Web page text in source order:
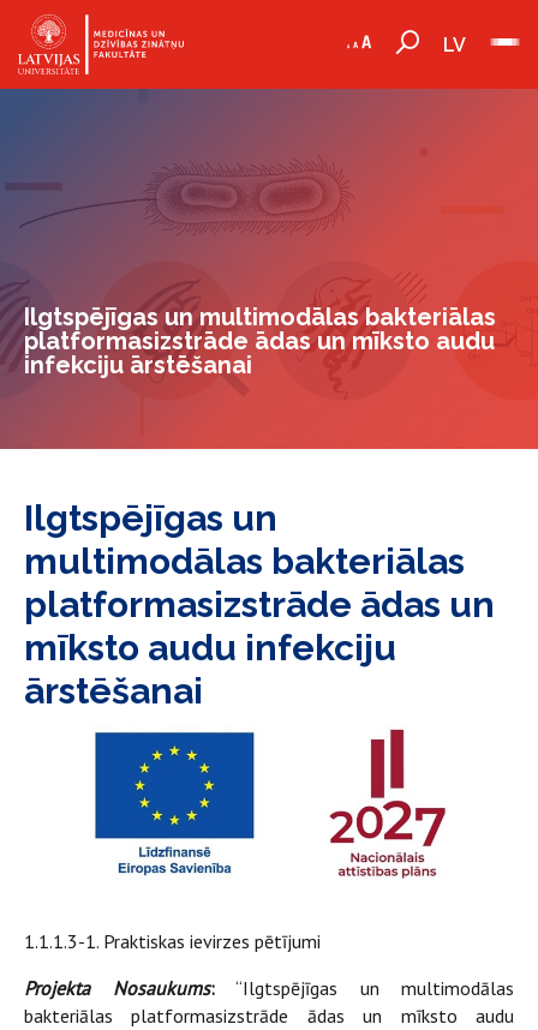
LV
Ilgtspējīgas un multimodālas bakteriālas
platformasizstrāde ādas un mīksto audu
infekciju ārstēšanai
Ilgtspējīgas un
multimodālas bakteriālas
platformasizstrāde ādas un
mīksto audu infekciju
ārstēšanai
1.1.1.3-1. Praktiskas ievirzes pētījumi
Projekta Nosaukums:“Ilgtspējīgas un multimodālas
bakteriālas platformasizstrāde ādas un mīksto audu